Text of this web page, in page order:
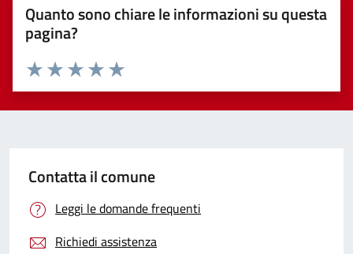
Quanto sono chiare le informazioni su questa
pagina?
Valuta 5 stelle su 5
Valuta 4 stelle su 5
Valuta 3 stelle su 5
Valuta 2 stelle su 5
Valuta 1 stelle su 5
Contatta il comune
Leggi le domande frequenti
Richiedi assistenza